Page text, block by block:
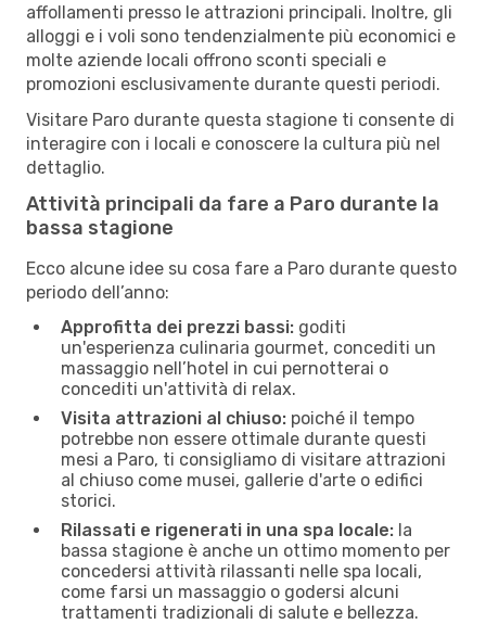
affollamenti presso le attrazioni principali. Inoltre, gli
alloggi e i voli sono tendenzialmente più economici e
molte aziende locali offrono sconti speciali e
promozioni esclusivamente durante questi periodi.
Visitare Paro durante questa stagione ti consente di
interagire con i locali e conoscere la cultura più nel
dettaglio.
Attività principali da fare a Paro durante la
bassa stagione
Ecco alcune idee su cosa fare a Paro durante questo
periodo dell’anno:
Approfitta dei prezzi bassi: goditi
un'esperienza culinaria gourmet, concediti un
massaggio nell’hotel in cui pernotterai o
concediti un'attività di relax.
Visita attrazioni al chiuso: poiché il tempo
potrebbe non essere ottimale durante questi
mesi a Paro, ti consigliamo di visitare attrazioni
al chiuso come musei, gallerie d'arte o edifici
storici.
Rilassati e rigenerati in una spa locale: la
bassa stagione è anche un ottimo momento per
concedersi attività rilassanti nelle spa locali,
come farsi un massaggio o godersi alcuni
trattamenti tradizionali di salute e bellezza.